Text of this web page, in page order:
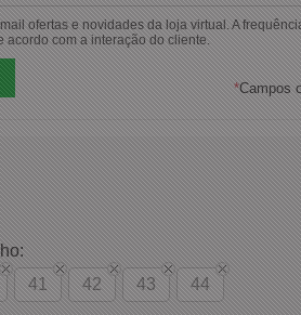
ofertas e novidades da loja virtual. A
acordo com a interação do cliente.
*Campos
41 42 43 44